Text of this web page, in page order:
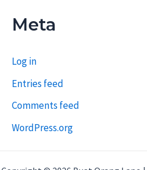
Meta
Log in
Entries feed
Comments feed
WordPress.org